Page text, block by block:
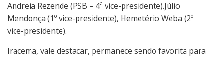
Andreia Rezende (PSB – 4ª vice-presidente).Júlio
Mendonça (1º vice-presidente), Hemetério Weba (2º
vice-presidente).
Iracema, vale destacar, permanece sendo favorita para